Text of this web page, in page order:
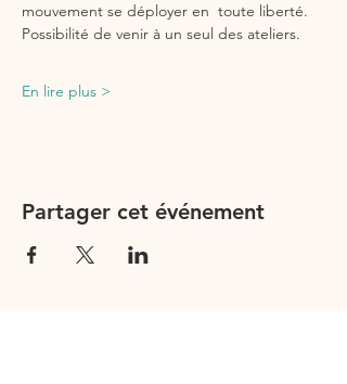
mouvement se déployer en  toute liberté.
Possibilité de venir à un seul des ateliers.
En lire plus >
Partager cet événement